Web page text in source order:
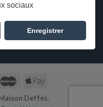
sociaux
Enregistrer
Deffés.